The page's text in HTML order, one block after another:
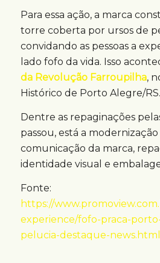
Para essa ação, a marca
torre coberta por ursos de
convidando as pessoas a
lado fofo da vida. Isso
da Revolução Farroupilha,
Histórico de Porto Alegre/RS.
Dentre as repaginações
passou, está a modernização
comunicação da marca,
identidade visual e
Fonte:
https://
experience/fofo-praca-
pelucia-destaque-news.html